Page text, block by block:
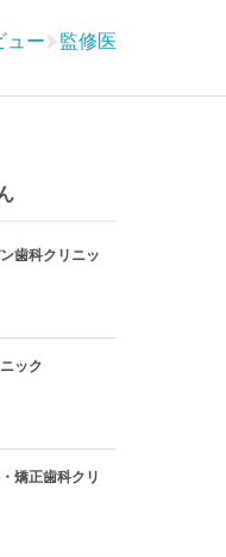
ュー 監修医
歯科クリニッ
ック
矯正歯科クリ